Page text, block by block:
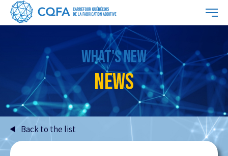
NEWS
WHAT'S NEW
Back to the list